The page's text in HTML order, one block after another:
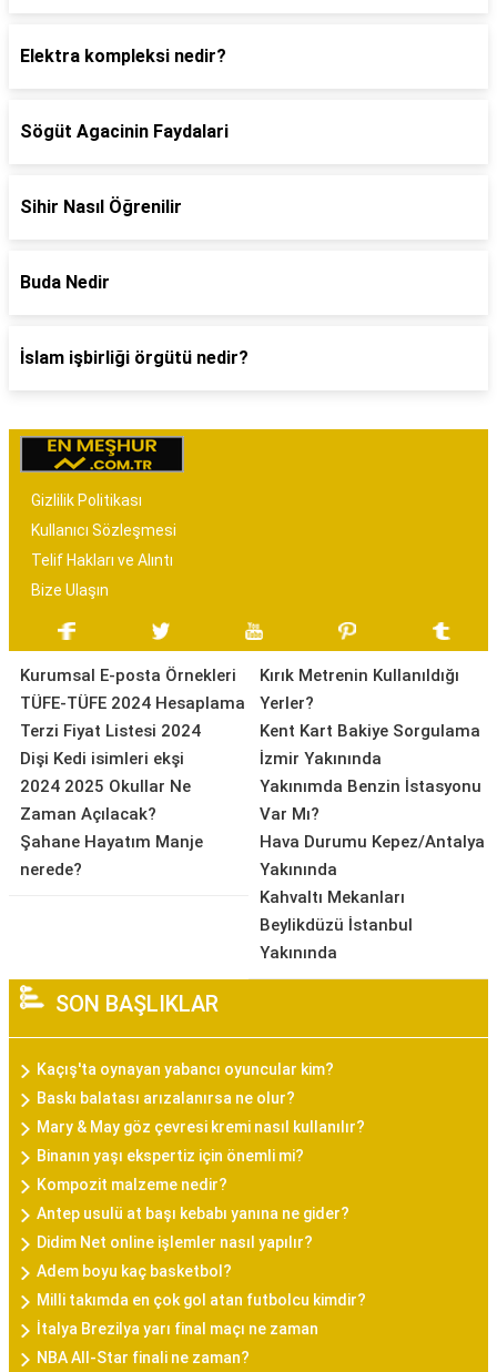
Elektra kompleksi nedir?
Sögüt Agacinin Faydalari
Sihir Nasıl Öğrenilir
Buda Nedir
İslam işbirliği örgütü nedir?
Gizlilik Politikası
Kullanıcı Sözleşmesi
Telif Hakları ve Alıntı
Bize Ulaşın
Kurumsal E-posta Örnekleri
TÜFE-TÜFE 2024 Hesaplama
Terzi Fiyat Listesi 2024
Dişi Kedi isimleri ekşi
2024 2025 Okullar Ne
Zaman Açılacak?
Şahane Hayatım Manje
nerede?
Kırık Metrenin Kullanıldığı
Yerler?
Kent Kart Bakiye Sorgulama
İzmir Yakınında
Yakınımda Benzin İstasyonu
Var Mı?
Hava Durumu Kepez/Antalya
Yakınında
Kahvaltı Mekanları
Beylikdüzü İstanbul
Yakınında
SON BAŞLIKLAR
Kaçış'ta oynayan yabancı oyuncular kim?
Baskı balatası arızalanırsa ne olur?
Mary & May göz çevresi kremi nasıl kullanılır?
Binanın yaşı ekspertiz için önemli mi?
Kompozit malzeme nedir?
Antep usulü at başı kebabı yanına ne gider?
Didim Net online işlemler nasıl yapılır?
Adem boyu kaç basketbol?
Milli takımda en çok gol atan futbolcu kimdir?
İtalya Brezilya yarı final maçı ne zaman
NBA All-Star finali ne zaman?